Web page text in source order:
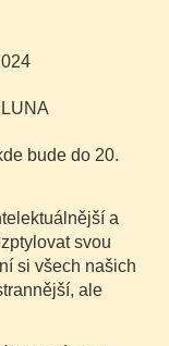
bude do 20.
a
svou
si všech našich
ale